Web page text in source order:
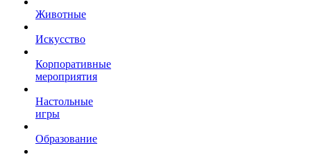
Животные
Искусство
Корпоративные
мероприятия
Настольные
игры
Образование